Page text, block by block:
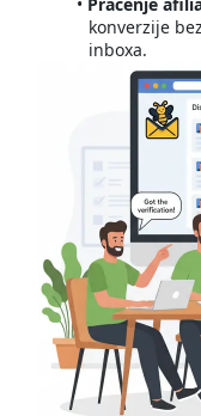
konverzije
inboxa.